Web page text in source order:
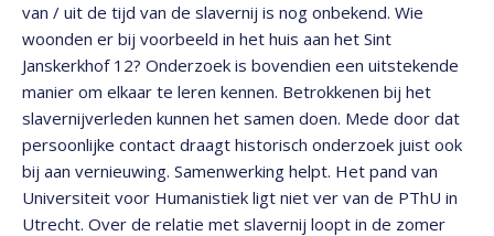
van / uit de tijd van de slavernij is nog onbekend. Wie
woonden er bij voorbeeld in het huis aan het Sint
Janskerkhof 12? Onderzoek is bovendien een uitstekende
manier om elkaar te leren kennen. Betrokkenen bij het
slavernijverleden kunnen het samen doen. Mede door dat
persoonlijke contact draagt historisch onderzoek juist ook
bij aan vernieuwing. Samenwerking helpt. Het pand van
Universiteit voor Humanistiek ligt niet ver van de PThU in
Utrecht. Over de relatie met slavernij loopt in de zomer